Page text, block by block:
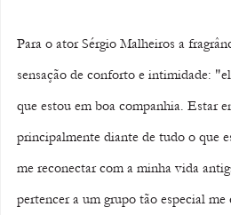
Para o ator Sérgio Malheiros a
sensação de conforto e intimidade:
que estou em boa companhia. Estar
principalmente diante de tudo o que
me reconectar com a minha vida
pertencer a um grupo tão especial me